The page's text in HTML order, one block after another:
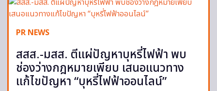
PR NEWS
สสส.-มสส. ตีแผ่ปัญหาบุหรี่ไฟฟ้า พบ
ช่องว่างกฎหมายเพียบ เสนอแนวทาง
แก้ไขปัญหา “บุหรี่ไฟฟ้าออนไลน์”